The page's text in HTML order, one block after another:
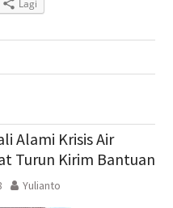
Lagi
Alami Krisis Air
Turun Kirim Bantuan
Yulianto